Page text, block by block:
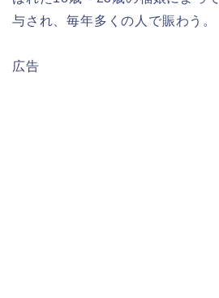
与され、毎年多くの人で賑わう。
広告